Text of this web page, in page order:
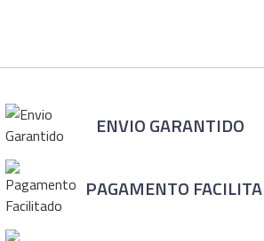
ENVIO GARANTIDO
PAGAMENTO